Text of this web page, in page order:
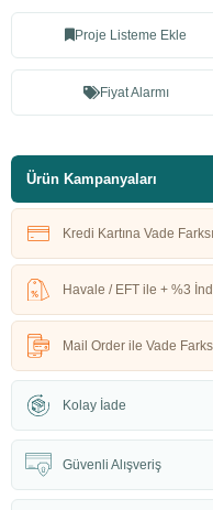
Proje Listeme Ekle
Fiyat Alarmı
Ürün Kampanyaları
Kredi Kartına Vade
Havale / EFT ile + %3
Mail Order ile Vade
Kolay İade
Güvenli Alışveriş